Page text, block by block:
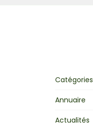
Catégories
Annuaire
Actualités